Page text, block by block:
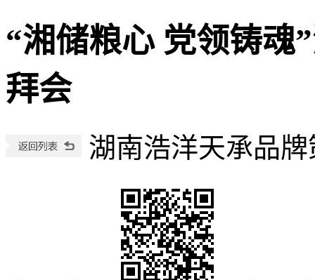
“湘储粮心 党领铸魂
拜会
湖南浩洋天承品